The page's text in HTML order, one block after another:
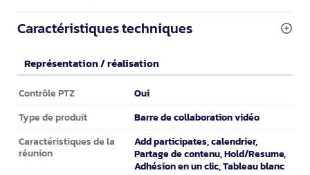
Caractéristiques techniques
Représentation / réalisation
Représentation / réalisation
Contrôle PTZ Oui
Type de produit Barre de collaboration vidéo
Caractéristiques de la
réunion
Add participates, calendrier,
Partage de contenu, Hold/Resume,
Adhésion en un clic, Tableau blanc